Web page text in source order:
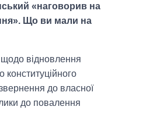
«наговорив на
Що ви мали на
відновлення
конституційного
до власної
до повалення